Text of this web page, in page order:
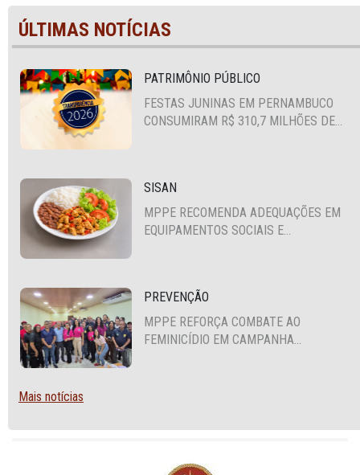
ÚLTIMAS NOTÍCIAS
PATRIMÔNIO PÚBLICO
FESTAS JUNINAS EM PERNAMBUCO
CONSUMIRAM R$ 310,7 MILHÕES DE
SISAN
MPPE RECOMENDA ADEQUAÇÕES EM
EQUIPAMENTOS SOCIAIS E
PREVENÇÃO
MPPE REFORÇA COMBATE AO
FEMINICÍDIO EM CAMPANHA
Mais notícias